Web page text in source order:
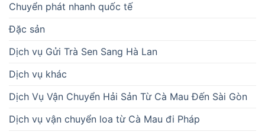
Chuyển phát nhanh quốc tế
Đặc sản
Dịch vụ Gửi Trà Sen Sang Hà Lan
Dịch vụ khác
Dịch Vụ Vận Chuyển Hải Sản Từ Cà Mau Đến Sài Gòn
Dịch vụ vận chuyển loa từ Cà Mau đi Pháp